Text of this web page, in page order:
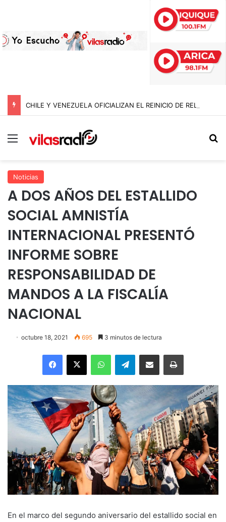
Menú
Noticias
A DOS AÑOS DEL ESTALLIDO
SOCIAL AMNISTÍA
INTERNACIONAL PRESENTÓ
INFORME SOBRE
RESPONSABILIDAD DE
MANDOS A LA FISCALÍA
NACIONAL
octubre 18, 2021 695 3 minutos de lectura
Facebook
X WhatsAppTelegramEnviar vía email Imprimir
En el marco del segundo aniversario del estallido social en